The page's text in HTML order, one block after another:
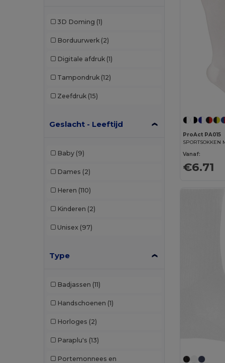
3D Doming (1)
Borduurwerk (2)
Digitale afdruk (1)
Tampondruk (12)
Zeefdruk (15)
Geslacht - Leeftijd
Baby (9)
Dames (2)
Heren (110)
Kinderen (2)
Unisex (97)
Type
Badjassen (11)
Handschoenen (1)
Horloges (2)
Paraplu's (13)
Portemonnees en
ProAct PA015
Vanaf:
€6.71